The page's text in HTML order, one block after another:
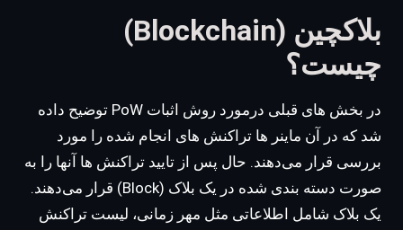
بلاکچین (Blockchain)
چیست؟
در بخش های قبلی درمورد روش اثبات PoW توضیح داده
شد که در آن ماینر ها تراکنش های انجام شده را مورد
بررسی قرار می‌دهند. حال پس از تایید تراکنش ها آنها را به
صورت دسته بندی شده در یک بلاک (Block) قرار می‌دهند.
یک بلاک شامل اطلاعاتی مثل مهر زمانی، لیست تراکنش